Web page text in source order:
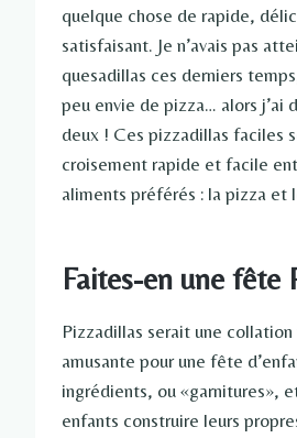
quelque chose de rapide,
satisfaisant. Je n’avais pas
quesadillas ces derniers
peu envie de pizza… alors j’ai
deux ! Ces pizzadillas faciles
croisement rapide et facile
aliments préférés : la pizza et
Faites-en une fête
Pizzadillas serait une
amusante pour une fête
ingrédients, ou «garnitures»,
enfants construire leurs